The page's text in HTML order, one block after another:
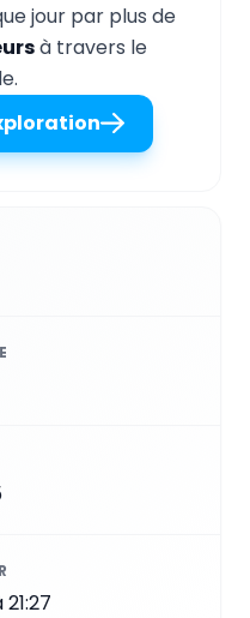
jour par plus de
à travers le